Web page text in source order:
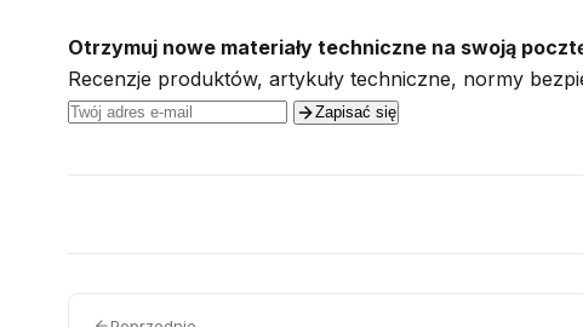
Otrzymuj nowe materiały techniczne na swoją
Recenzje produktów, artykuły techniczne, normy
Zapisać się